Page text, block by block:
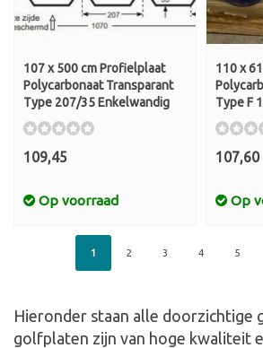
107 x 500 cm Profielplaat
Polycarbonaat Transparant
Type 207/35 Enkelwandig
109,45
Op voorraad
110 x
Type F
107,60
Op
1 2 3 4 5
Hieronder staan alle doorzichtige
golfplaten zijn van hoge kwaliteit